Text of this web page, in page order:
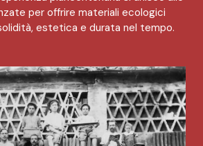
per offrire materiali ecologici
estetica e durata nel tempo.